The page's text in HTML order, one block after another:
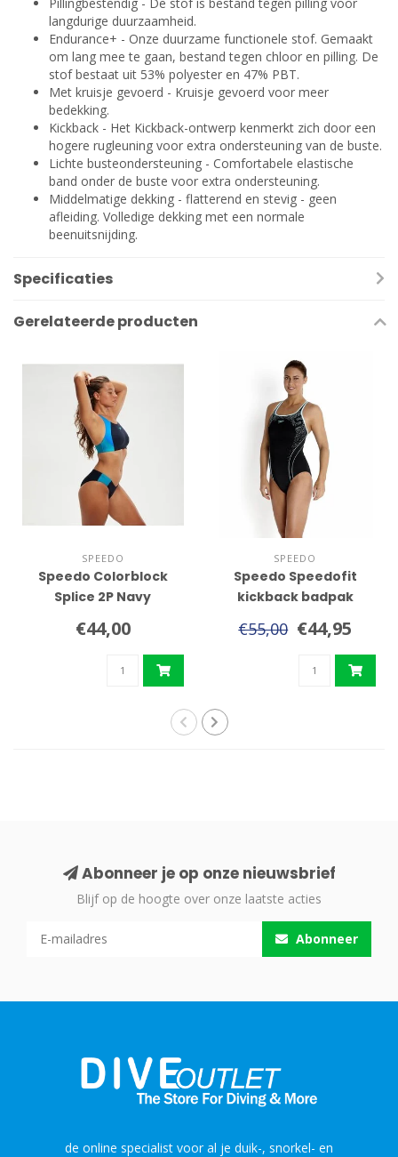
Pillingbestendig - De stof is bestand tegen pilling voor
langdurige duurzaamheid.
Endurance+ - Onze duurzame functionele stof. Gemaakt
om lang mee te gaan, bestand tegen chloor en pilling. De
stof bestaat uit 53% polyester en 47% PBT.
Met kruisje gevoerd - Kruisje gevoerd voor meer
bedekking.
Kickback - Het Kickback-ontwerp kenmerkt zich door een
hogere rugleuning voor extra ondersteuning van de buste.
Lichte busteondersteuning - Comfortabele elastische
band onder de buste voor extra ondersteuning.
Middelmatige dekking - flatterend en stevig - geen
afleiding. Volledige dekking met een normale
beenuitsnijding.
Specificaties
Gerelateerde producten
SPEEDO
Speedo Colorblock
Splice 2P Navy
€44,00
SPEEDO
Speedo Speedofit
kickback badpak
€55,00 €44,95
Abonneer je op onze nieuwsbrief
Blijf op de hoogte over onze laatste acties
Abonneer
de online specialist voor al je duik-, snorkel- en